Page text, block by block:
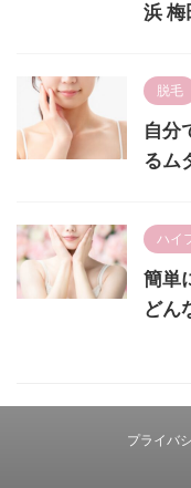
浜
脱毛
自分
るム
ハイ
簡単
どん
プライバ